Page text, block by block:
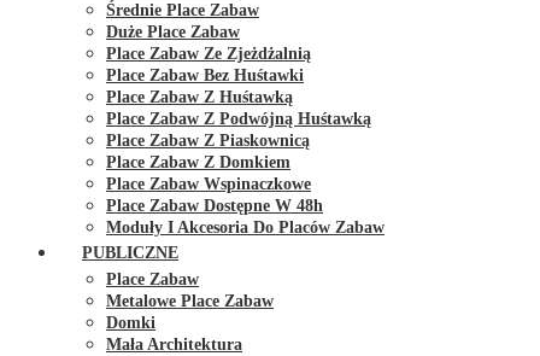
Średnie Place Zabaw
Duże Place Zabaw
Place Zabaw Ze Zjeżdżalnią
Place Zabaw Bez Huśtawki
Place Zabaw Z Huśtawką
Place Zabaw Z Podwójną Huśtawką
Place Zabaw Z Piaskownicą
Place Zabaw Z Domkiem
Place Zabaw Wspinaczkowe
Place Zabaw Dostępne W 48h
Moduły I Akcesoria Do Placów Zabaw
PUBLICZNE
Place Zabaw
Metalowe Place Zabaw
Domki
Mała Architektura